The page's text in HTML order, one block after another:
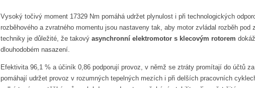
Vysoký točivý moment 17329 Nm pomáhá udržet plynulost i při technologických
rozběhového a zvratného momentu jsou nastaveny tak, aby motor zvládal rozběh
techniky je důležité, že takový asynchronní elektromotor s klecovým rotorem
dlouhodobém nasazení.
Efektivita 96,1 % a účiník 0,86 podporují provoz, v němž se ztráty promítají do účtů
pomáhají udržet provoz v rozumných tepelných mezích i při delších pracovních